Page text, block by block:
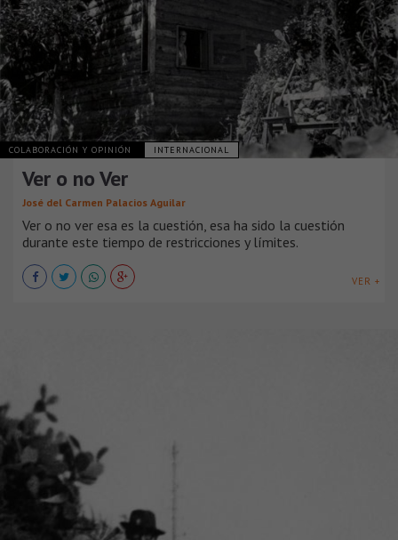
COLABORACIÓN Y OPINIÓN INTERNACIONAL
Ver o no Ver
José del Carmen Palacios Aguilar
Ver o no ver esa es la cuestión, esa ha sido la cuestión
durante este tiempo de restricciones y límites.
VER +